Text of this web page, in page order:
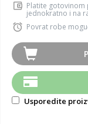
Platite gotovinom
jednokratno i na
Povrat robe
Usporedite